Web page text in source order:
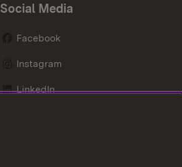
Social Media
Facebook
Instagram
LinkedIn